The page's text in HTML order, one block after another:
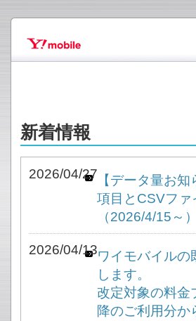
新着情報
2026/04/27 【データ量お
項目とCSVファ
（2026/4/15～）
2026/04/13ワイモバイルの
します。
改定対象の料金
降のご利用分か